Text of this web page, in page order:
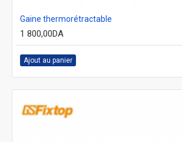
Gaine thermorétractable
1 800,00DA
Ajout au panier